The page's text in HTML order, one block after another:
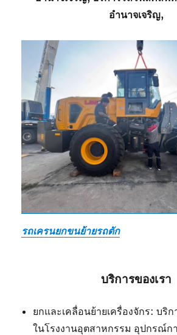
อำนาจเจริญ,
รถเครนยกขนย้ายรถตัก
บริการของเรา
ยกและเคลื่อนย้ายเครื่องจักร: บริก
ในโรงงานอุตสาหกรรม อุปกรณ์ก